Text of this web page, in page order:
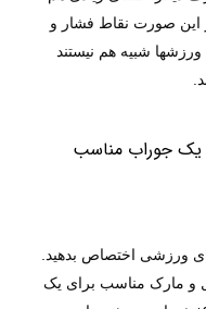
این صورت نقاط فشار و
شبیه هم نیستند
.
یک جوراب مناسب
ورزشی اختصاص بدهید.
تا مدل و مارک مناسب برای یک